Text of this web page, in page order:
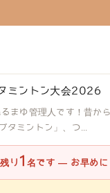
ミントン大会2026
まゆ管理人です！昔か
タミントン」、つ...
残り 1 名です — お早めに